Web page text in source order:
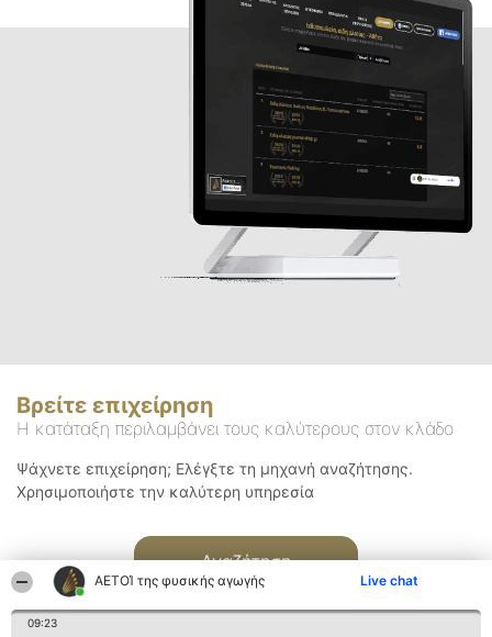
ΑΕΤΟΊ της φυσικής αγωγής Live chat
09:23
Βρείτε επιχείρηση
Η κατάταξη περιλαμβάνει τους καλύτερους στον κλάδο
Ψάχνετε επιχείρηση; Ελέγξτε τη μηχανή αναζήτησης.
Χρησιμοποιήστε την καλύτερη υπηρεσία
Αναζήτηση